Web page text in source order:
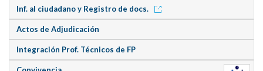
Inf. al ciudadano y Registro de docs.
Actos de Adjudicación
Integración Prof. Técnicos de FP